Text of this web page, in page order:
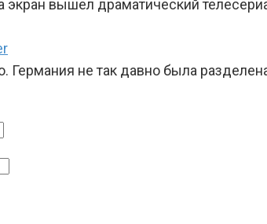
вышел драматический
не так давно была